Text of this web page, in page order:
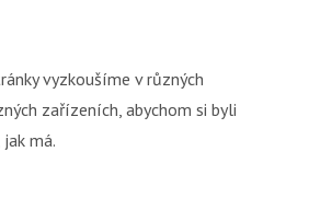
vyzkoušíme v různých
zařízeních, abychom si byli
má.